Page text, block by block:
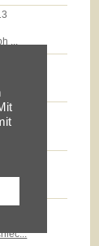
...
Sc...